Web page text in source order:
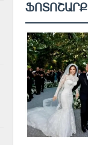
ՖՈՏՈՇԱՐՔ